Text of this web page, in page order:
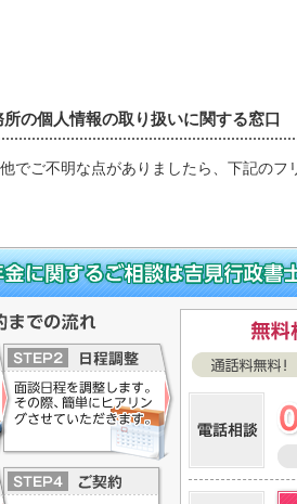
の個人情報の取り扱いに関する窓口
でご不明な点がありましたら、下記のフ
請、遡及、裁定請求書、審査請求、再審
流れ
無料
通話無料！・